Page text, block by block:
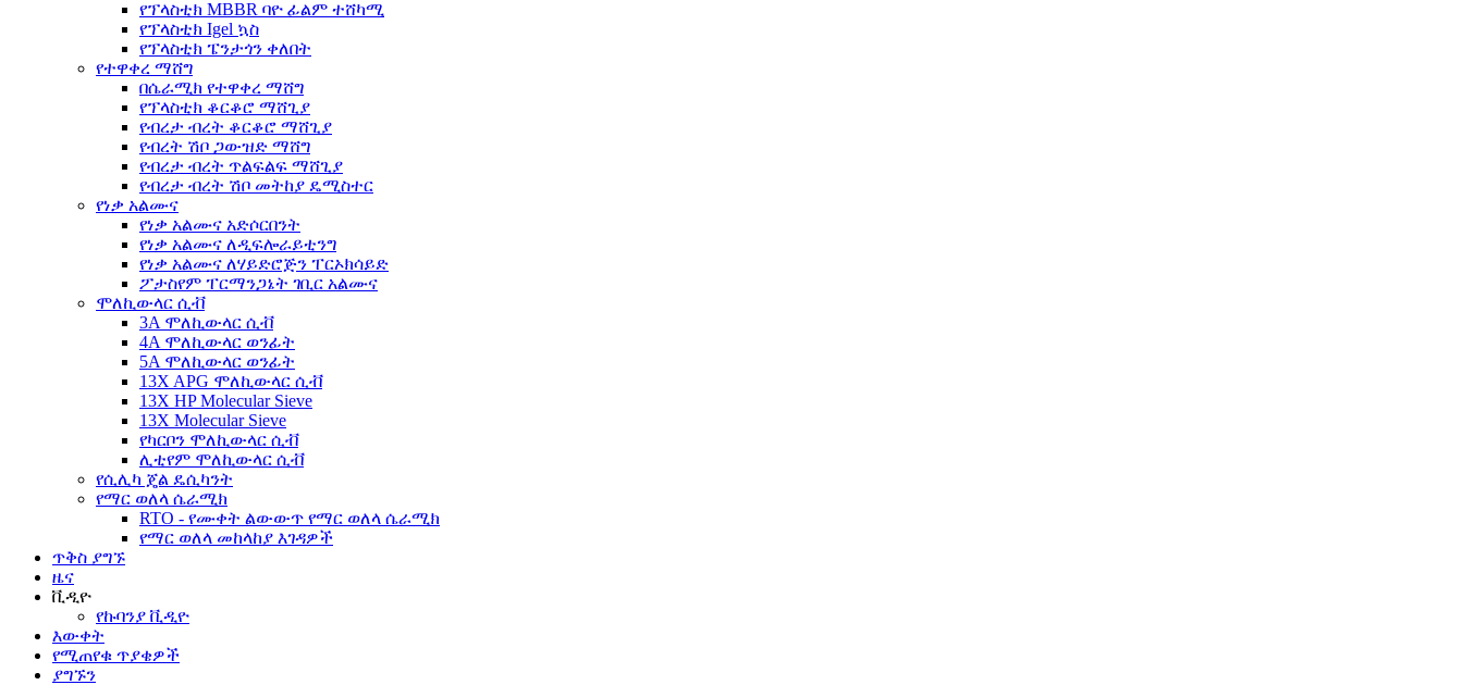
የፕላስቲክ MBBR ባዮ ፊልም ተሸካሚ
የፕላስቲክ Igel ኳስ
የፕላስቲክ ፔንታጎን ቀለበት
የተዋቀረ ማሸግ
በሴራሚክ የተዋቀረ ማሸግ
የፕላስቲክ ቆርቆሮ ማሸጊያ
የብረታ ብረት ቆርቆሮ ማሸጊያ
የብረት ሽቦ ጋውዝድ ማሸግ
የብረታ ብረት ጥልፍልፍ ማሸጊያ
የብረታ ብረት ሽቦ መትከያ ዴሚስተር
የነቃ አልሙና
የነቃ አልሙና አድሶርበንት
የነቃ አልሙና ለዲፍሎራይቲንግ
የነቃ አልሙና ለሃይድሮጅን ፐርኦክሳይድ
ፖታስየም ፐርማንጋኔት ገቢር አልሙና
ሞለኪውላር ሲቭ
3A ሞለኪውላር ሲቭ
4A ሞለኪውላር ወንፊት
5A ሞለኪውላር ወንፊት
13X APG ሞለኪውላር ሲቭ
13X HP Molecular Sieve
13X Molecular Sieve
የካርቦን ሞለኪውላር ሲቭ
ሊቲየም ሞለኪውላር ሲቭ
የሲሊካ ጄል ዴሲካንት
የማር ወለላ ሴራሚክ
RTO - የሙቀት ልውውጥ የማር ወለላ ሴራሚክ
የማር ወለላ መከላከያ እገዳዎች
ጥቅስ ያግኙ
ዜና
ቪዲዮ
የኩባንያ ቪዲዮ
እውቀት
የሚጠየቁ ጥያቄዎች
ያግኙን